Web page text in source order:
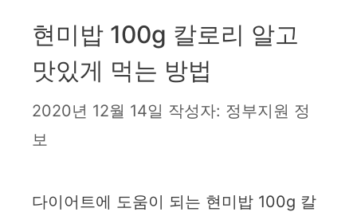
현미밥 100g 칼로리 알고
맛있게 먹는 방법
2020년 12월 14일 작성자: 정부지원 정
보
다이어트에 도움이 되는 현미밥 100g 칼